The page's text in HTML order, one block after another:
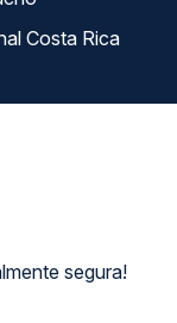
segura!
La terminal Costa Rica